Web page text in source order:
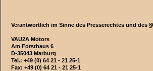
Verantwortlich im Sinne des Presserechtes und des
VAU2A Motors
Am Forsthaus 6
D-35043 Marburg
Tel.: +49 (0) 64 21 - 21 25-1
Fax: +49 (0) 64 21 - 21 25-1